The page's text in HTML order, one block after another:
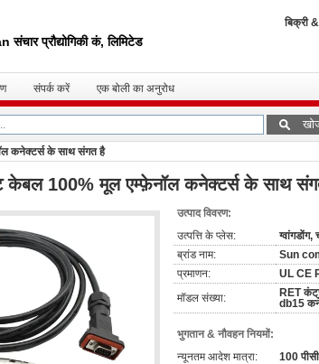
प्रौद्योगिकी कं, लिमिटेड
बिक्री
संपर्क करें एक बोली का अनुरोध
कनेक्टर्स के साथ संगत है
केबल 100% मूल एम्फ़ेनॉल कनेक्टर्स के साथ
उत्पाद विवरण:
उत्पत्ति के प्लेस:
ग्वांगडोंग,
ब्रांड नाम:
Sun
प्रमाणन:
UL CE
मॉडल संख्या:
RET
db15
भुगतान & नौवहन नियमों:
न्यूनतम आदेश मात्रा:
100 पीसी